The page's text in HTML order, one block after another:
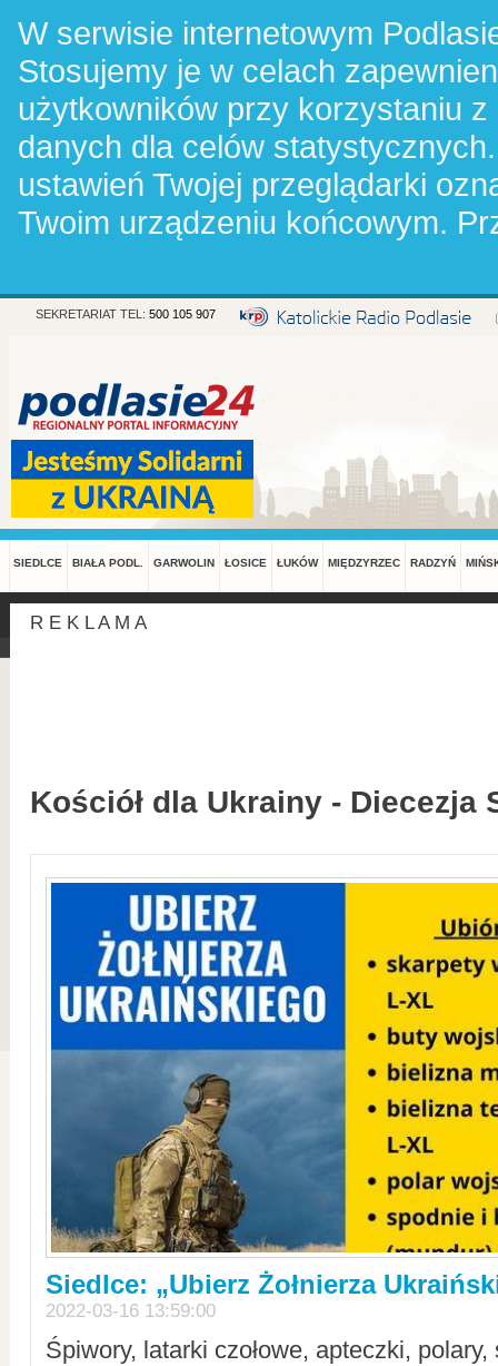
W serwisie internetowym
Stosujemy je w celach
użytkowników przy korzystaniu
danych dla celów
ustawień Twojej przeglądarki
Twoim urządzeniu końcowym.
SEKRETARIAT TEL: 500 105 907
SIEDLCE BIAŁA PODL. GARWOLIN ŁOSICE ŁUKÓW MIĘDZYRZEC RADZYŃ
R E K L A M A
Kościół dla Ukrainy - Diecezja
Siedlce: „Ubierz Żołnierza
2022-03-16 13:59:00
Śpiwory, latarki czołowe, apteczki,